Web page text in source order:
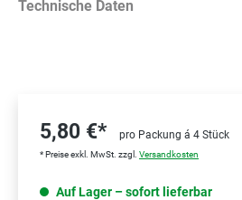
Technische Daten
5,80 €* pro Packung á 4 Stück
* Preise exkl. MwSt. zzgl. Versandkosten
Auf Lager – sofort lieferbar